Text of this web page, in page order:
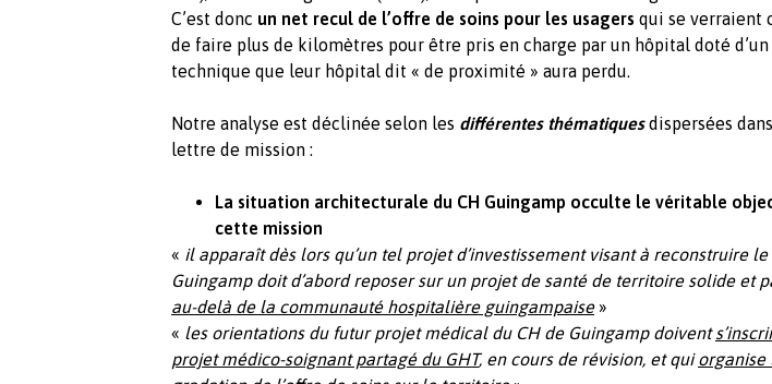
C’est donc un net recul de l’offre de soins pour les usagers qui se verraient
de faire plus de kilomètres pour être pris en charge par un hôpital doté
technique que leur hôpital dit « de proximité » aura perdu.
Notre analyse est déclinée selon les différentes thématiquesdispersées
lettre de mission :
La situation architecturale du CH Guingamp occulte le véritable
cette mission
« il apparaît dès lors qu’un tel projet d’investissement visant à reconstruire le
Guingamp doit d’abord reposer sur un projet de santé de territoire solide et
au-delà de la communauté hospitalière guingampaise »
« les orientations du futur projet médical du CH de Guingamp doivent
projet médico-soignant partagé du GHT, en cours de révision, et quiorganise